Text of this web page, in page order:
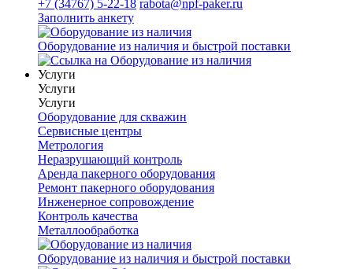
+7 (34767) 5-22-18 rabota@npf-paker.ru
Заполнить анкету
Оборудование из наличия и быстрой поставки
Услуги
Услуги
Услуги
Оборудование для скважин
Сервисные центры
Метрология
Неразрушающий контроль
Аренда пакерного оборудования
Ремонт пакерного оборудования
Инженерное сопровождение
Контроль качества
Металлообработка
Оборудование из наличия и быстрой поставки